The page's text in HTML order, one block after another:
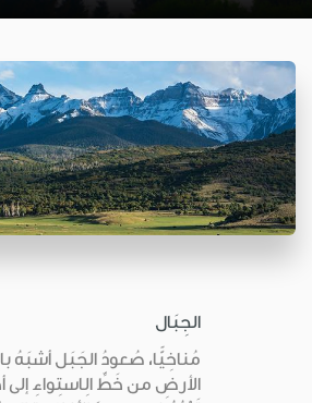
الجِبَال
مُناخِيًّا، صُعودُ الجَبَل أشبَهُ
الأرضِ من خَطِّ الِاستِواءِ إلى